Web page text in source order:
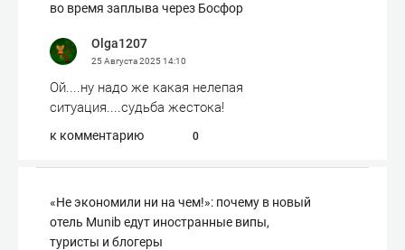
во время заплыва через Босфор
Olga1207
25 Августа 202514:10
Ой....ну надо же какая нелепая
ситуация....судьба жестока!
к комментарию 0
«Не экономили ни на чем!»: почему в новый
отель Munib едут иностранные випы,
туристы и блогеры